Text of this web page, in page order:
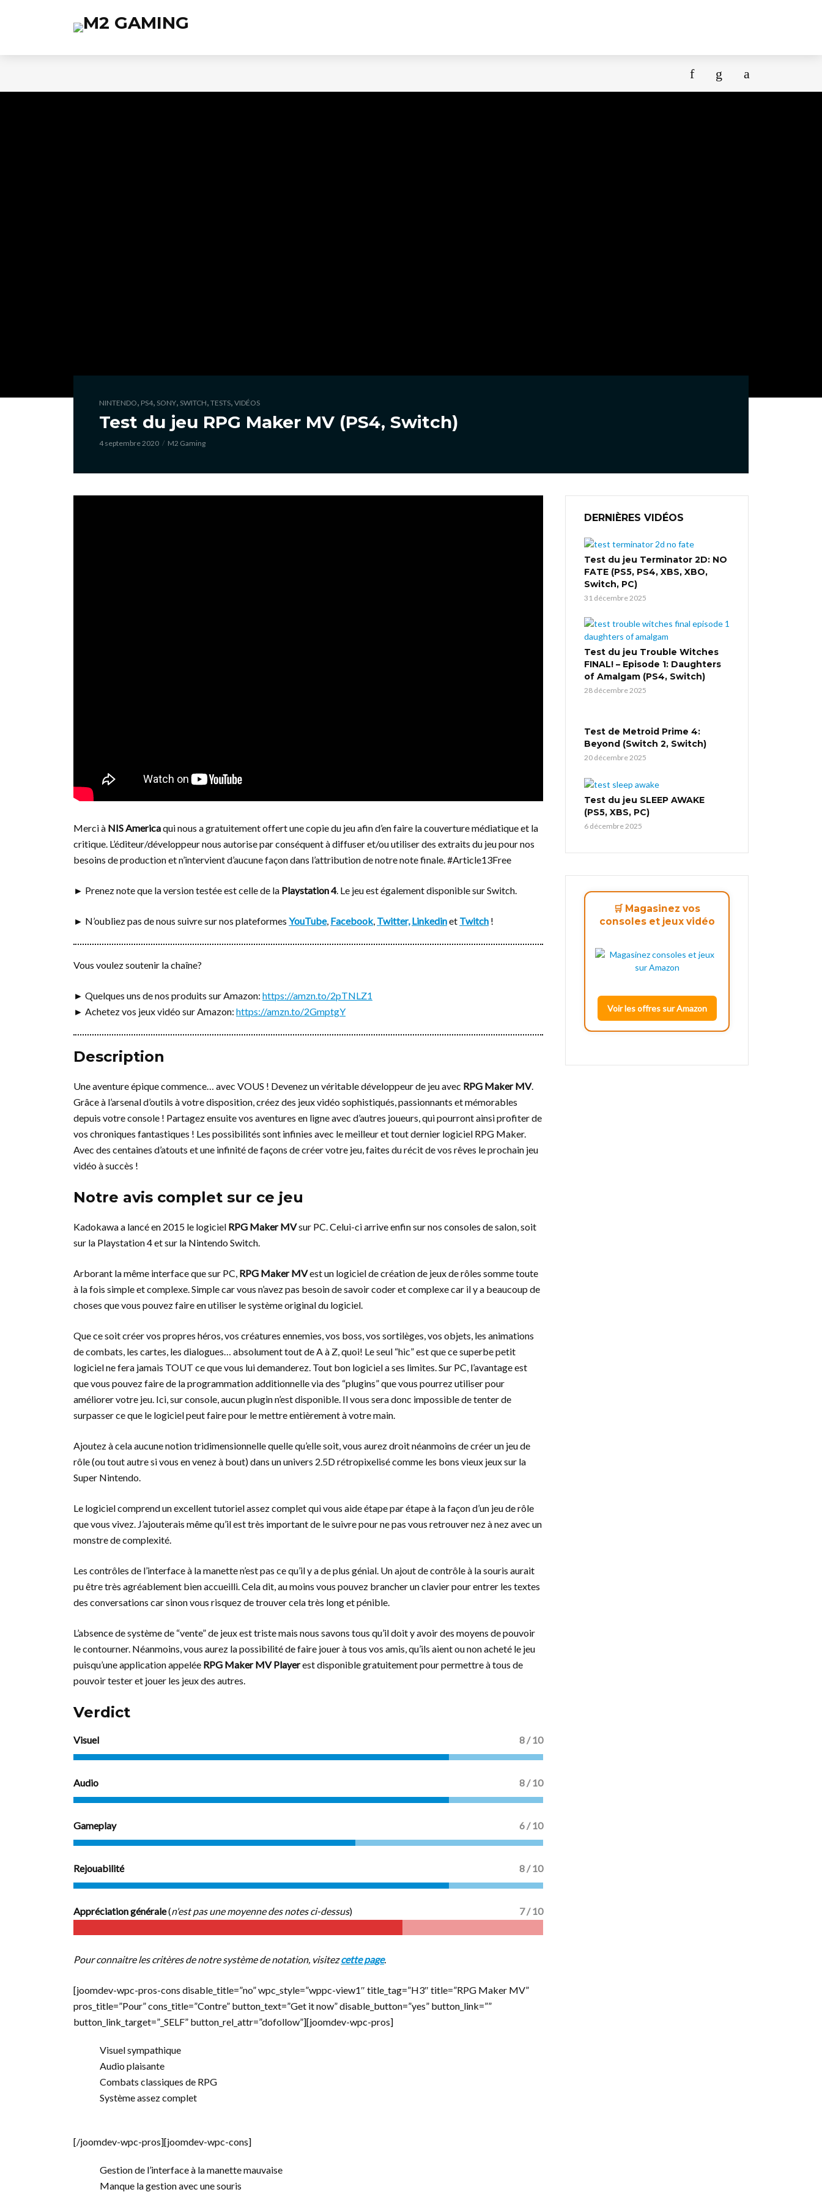
NINTENDO, PS4, SONY, SWITCH, TESTS, VIDÉOS
Test du jeu RPG Maker MV (PS4, Switch)
4 septembre 2020 M2 Gaming
Merci à NIS Americaqui nous a gratuitement offert une copie du jeu afin d’en faire la couverture médiatique et la
critique. L’éditeur/développeur nous autorise par conséquent à diffuser et/ou utiliser des extraits du jeu pour nos
besoins de production et n’intervient d’aucune façon dans l’attribution de notre note finale. #Article13Free
► Prenez note que la version testée est celle de la Playstation 4. Le jeu est également disponible sur Switch.
► N’oubliez pas de nous suivre sur nos plateformes YouTube, Facebook, Twitter, Linkedinet Twitch !
Vous voulez soutenir la chaîne?
► Quelques uns de nos produits sur Amazon: https://amzn.to/2pTNLZ1
► Achetez vos jeux vidéo sur Amazon: https://amzn.to/2GmptgY
Description
Une aventure épique commence… avec VOUS ! Devenez un véritable développeur de jeu avec RPG Maker MV.
Grâce à l’arsenal d’outils à votre disposition, créez des jeux vidéo sophistiqués, passionnants et mémorables
depuis votre console ! Partagez ensuite vos aventures en ligne avec d’autres joueurs, qui pourront ainsi profiter de
vos chroniques fantastiques ! Les possibilités sont infinies avec le meilleur et tout dernier logiciel RPG Maker.
Avec des centaines d’atouts et une infinité de façons de créer votre jeu, faites du récit de vos rêves le prochain jeu
vidéo à succès !
Notre avis complet sur ce jeu
Kadokawa a lancé en 2015 le logiciel RPG Maker MVsur PC. Celui-ci arrive enfin sur nos consoles de salon, soit
sur la Playstation 4 et sur la Nintendo Switch.
Arborant la même interface que sur PC, RPG Maker MVest un logiciel de création de jeux de rôles somme toute
à la fois simple et complexe. Simple car vous n’avez pas besoin de savoir coder et complexe car il y a beaucoup de
choses que vous pouvez faire en utiliser le système original du logiciel.
Que ce soit créer vos propres héros, vos créatures ennemies, vos boss, vos sortilèges, vos objets, les animations
de combats, les cartes, les dialogues… absolument tout de A à Z, quoi! Le seul “hic” est que ce superbe petit
logiciel ne fera jamais TOUT ce que vous lui demanderez. Tout bon logiciel a ses limites. Sur PC, l’avantage est
que vous pouvez faire de la programmation additionnelle via des “plugins” que vous pourrez utiliser pour
améliorer votre jeu. Ici, sur console, aucun plugin n’est disponible. Il vous sera donc impossible de tenter de
surpasser ce que le logiciel peut faire pour le mettre entièrement à votre main.
Ajoutez à cela aucune notion tridimensionnelle quelle qu’elle soit, vous aurez droit néanmoins de créer un jeu de
rôle (ou tout autre si vous en venez à bout) dans un univers 2.5D rétropixelisé comme les bons vieux jeux sur la
Super Nintendo.
Le logiciel comprend un excellent tutoriel assez complet qui vous aide étape par étape à la façon d’un jeu de rôle
que vous vivez. J’ajouterais même qu’il est très important de le suivre pour ne pas vous retrouver nez à nez avec un
monstre de complexité.
Les contrôles de l’interface à la manette n’est pas ce qu’il y a de plus génial. Un ajout de contrôle à la souris aurait
pu être très agréablement bien accueilli. Cela dit, au moins vous pouvez brancher un clavier pour entrer les textes
des conversations car sinon vous risquez de trouver cela très long et pénible.
L’absence de système de “vente” de jeux est triste mais nous savons tous qu’il doit y avoir des moyens de pouvoir
le contourner. Néanmoins, vous aurez la possibilité de faire jouer à tous vos amis, qu’ils aient ou non acheté le jeu
puisqu’une application appelée RPG Maker MV Playerest disponible gratuitement pour permettre à tous de
pouvoir tester et jouer les jeux des autres.
Verdict
Visuel 8/ 10
Audio 8/ 10
Gameplay 6 / 10
Rejouabilité 8 / 10
Appréciation générale(n'est pas une moyenne des notes ci-dessus) 7/ 10
Pour connaitre les critères de notre système de notation, visitezcette page.
[joomdev-wpc-pros-cons disable_title=”no” wpc_style=”wppc-view1″ title_tag=”H3″ title=”RPG Maker MV”
pros_title=”Pour” cons_title=”Contre” button_text=”Get it now” disable_button=”yes” button_link=””
button_link_target=”_SELF” button_rel_attr=”dofollow”][joomdev-wpc-pros]
Visuel sympathique
Audio plaisante
Combats classiques de RPG
Système assez complet
[/joomdev-wpc-pros][joomdev-wpc-cons]
Gestion de l’interface à la manette mauvaise
Manque la gestion avec une souris
DERNIÈRES VIDÉOS
Test du jeu Terminator 2D: NO
FATE (PS5, PS4, XBS, XBO,
Switch, PC)
31 décembre 2025
Test du jeu Trouble Witches
FINAL! – Episode 1: Daughters
of Amalgam (PS4, Switch)
28 décembre 2025
Test de Metroid Prime 4:
Beyond (Switch 2, Switch)
20 décembre 2025
Test du jeu SLEEP AWAKE
(PS5, XBS, PC)
6 décembre 2025
🛒 Magasinez vos
consoles et jeux vidéo
Voir les offres sur Amazon